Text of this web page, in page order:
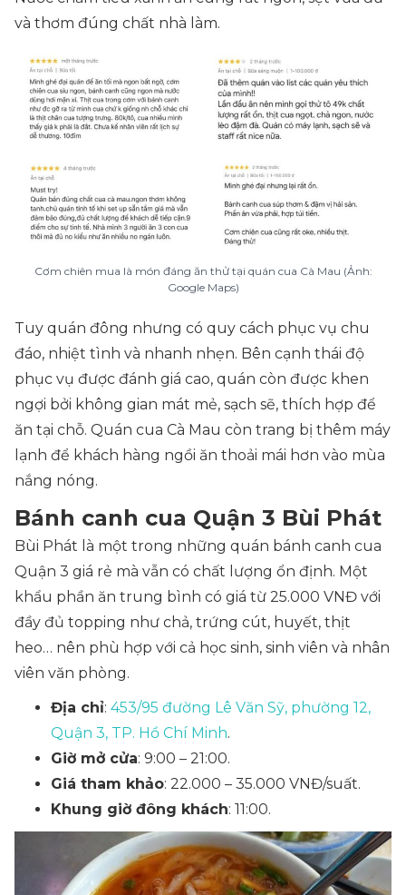
và thơm đúng chất nhà làm.
Cơm chiên mua là món đáng ăn thử tại quán cua Cà Mau (Ảnh:
Google Maps)
Tuy quán đông nhưng có quy cách phục vụ chu
đáo, nhiệt tình và nhanh nhẹn. Bên cạnh thái độ
phục vụ được đánh giá cao, quán còn được khen
ngợi bởi không gian mát mẻ, sạch sẽ, thích hợp để
ăn tại chỗ. Quán cua Cà Mau còn trang bị thêm máy
lạnh để khách hàng ngồi ăn thoải mái hơn vào mùa
nắng nóng.
Bánh canh cua Quận 3 Bùi Phát
Bùi Phát là một trong những quán bánh canh cua
Quận 3 giá rẻ mà vẫn có chất lượng ổn định. Một
khẩu phần ăn trung bình có giá từ 25.000 VNĐ với
đầy đủ topping như chả, trứng cút, huyết, thịt
heo… nên phù hợp với cả học sinh, sinh viên và nhân
viên văn phòng.
Địa chỉ: 453/95 đường Lê Văn Sỹ, phường 12,
Quận 3, TP. Hồ Chí Minh.
Giờ mở cửa: 9:00 – 21:00.
Giá tham khảo: 22.000 – 35.000 VNĐ/suất.
Khung giờ đông khách: 11:00.